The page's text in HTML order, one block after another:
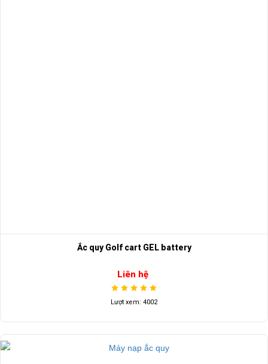
Ắc quy Golf cart GEL battery
Liên hệ
Lượt xem: 4002